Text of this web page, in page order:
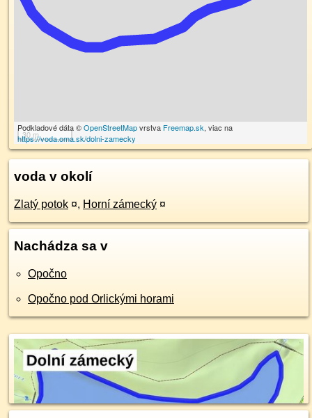
30 m
Podkladové dáta ©OpenStreetMapvrstva Freemap.sk, viac na
https://voda.oma.sk/dolni-zamecky
voda v okolí
Zlatý potok ¤, Horní zámecký ¤
Nachádza sa v
Opočno
Opočno pod Orlickými horami